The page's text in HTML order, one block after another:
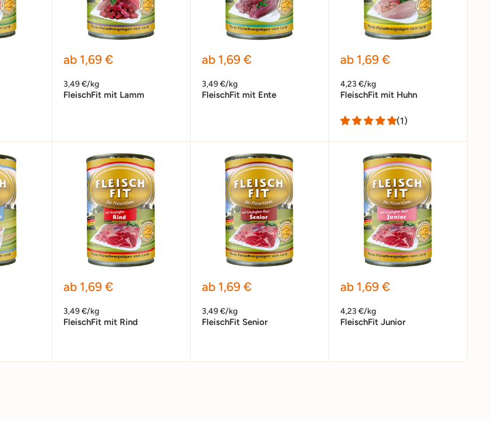
Sonderpreis
ab 1,69 €
3,49 €/kg
FleischFit mit Lamm
Sonderpreis
ab 1,69 €
3,49 €/kg
FleischFit mit Ente
Sonderpreis
ab 1,69 €
4,23 €/kg
FleischFit mit Huhn
(1)
Sonderpreis
ab 1,69 €
3,49 €/kg
FleischFit mit Rind
Sonderpreis
ab 1,69 €
3,49 €/kg
FleischFit Senior
Sonderpreis
ab 1,69 €
4,23 €/kg
FleischFit Junior